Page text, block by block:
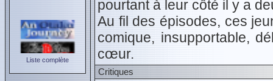
Liste complète
pourtant à leur côté il y a
Au fil des épisodes, ces
comique, insupportable,
cœur.
Critiques